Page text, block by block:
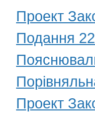
Проект
Подання
Проект